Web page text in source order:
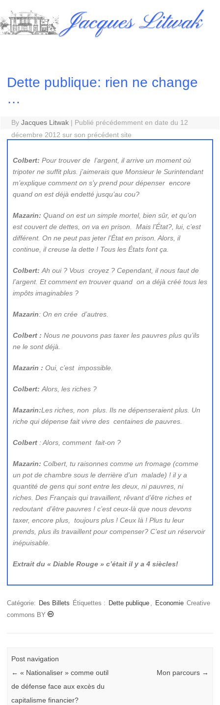
to
content
Jacques Litwak
Dette publique: rien ne change
…
By Jacques Litwak | Publié précédemment en date du 12
décembre 2012 sur son précédent site
Colbert: Pour trouver de l’argent, il arrive un moment où
tripoter ne suffit plus. j’aimerais que Monsieur le Surintendant
m’explique comment on s’y prend pour dépenser encore
quand on est déjà endetté jusqu’au cou?
Mazarin: Quand on est un simple mortel, bien sûr, et qu’on
est couvert de dettes, on va en prison. Mais l’État?, lui, c’est
différent. On ne peut pas jeter l’État en prison. Alors, il
continue, il creuse la dette ! Tous les États font ça.
Colbert: Ah oui ? Vous croyez ? Cependant, il nous faut de
l’argent. Et comment en trouver quand on a déjà créé tous les
impôts imaginables ?
Mazarin: On en crée d’autres.
Colbert : Nous ne pouvons pas taxer les pauvres plus qu’ils
ne le sont déjà.
Mazarin : Oui, c’est impossible.
Colbert: Alors, les riches ?
Mazarin:Les riches, non plus. Ils ne dépenseraient plus. Un
riche qui dépense fait vivre des centaines de pauvres.
Colbert : Alors, comment fait-on ?
Mazarin: Colbert, tu raisonnes comme un fromage (comme
un pot de chambre sous le derrière d’un malade) ! il y a
quantité de gens qui sont entre les deux, ni pauvres, ni
riches. Des Français qui travaillent, rêvant d’être riches et
redoutant d’être pauvres ! c’est ceux-là que nous devons
taxer, encore plus, toujours plus ! Ceux là ! Plus tu leur
prends, plus ils travaillent pour compenser? C’est un réservoir
inépuisable.
Extrait du « Diable Rouge » c’était il y a 4 siècles!
Catégorie: Des Billets Étiquettes : Dette publique , Economie Creative
commons BY
Post navigation
← « Nationaliser » comme outil
de défense face aux excès du
capitalisme financier?
Mon parcours →